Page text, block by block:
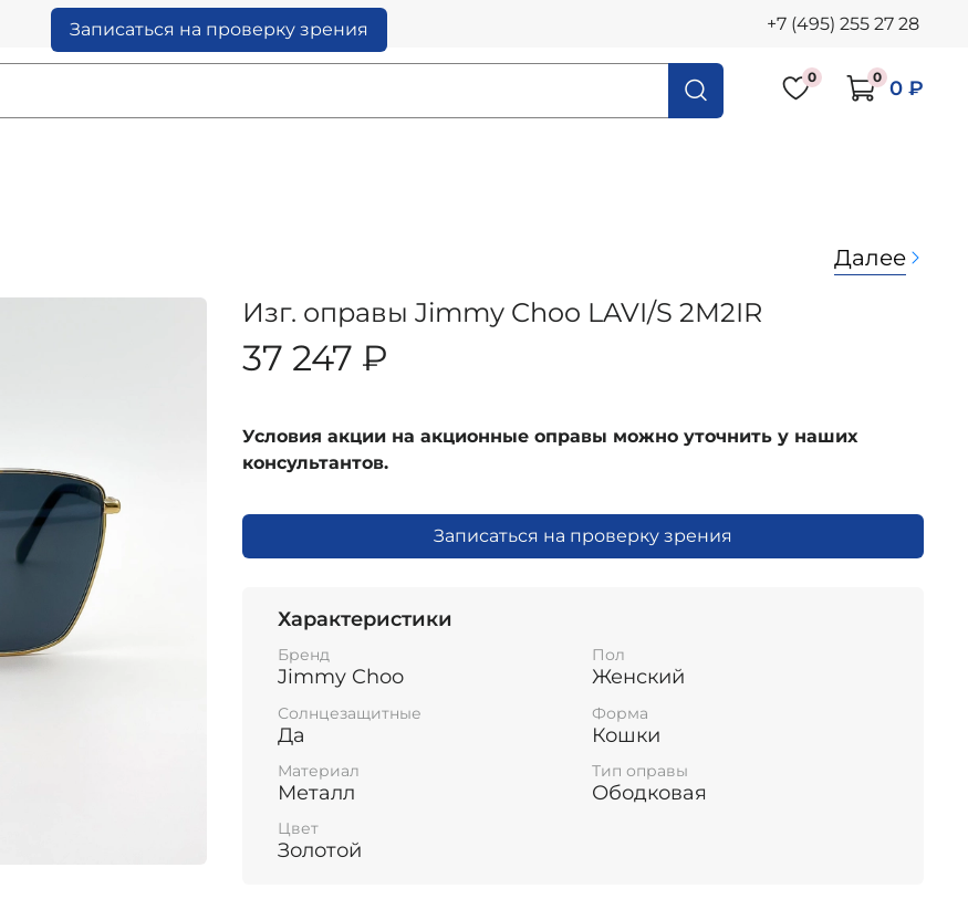
Записаться на проверку зрения +7 (495) 255 27 28
0 0 0 ₽
Далее
Изг. оправы Jimmy Choo LAVI/S 2M2IR
37 247 ₽
Условия акции на акционные оправы можно уточнить у наших
консультантов.
Записаться на проверку зрения
Характеристики
Бренд
Jimmy Choo
Пол
Женский
Солнцезащитные
Да
Форма
Кошки
Материал
Металл
Тип оправы
Ободковая
Цвет
Золотой